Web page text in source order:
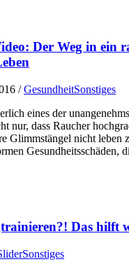
Der Weg in ein
/ GesundheitSonstiges
eines der
nur, dass Raucher
Glimmstängel nicht leben
Gesundheitsschäden,
Das hilft
Sonstiges